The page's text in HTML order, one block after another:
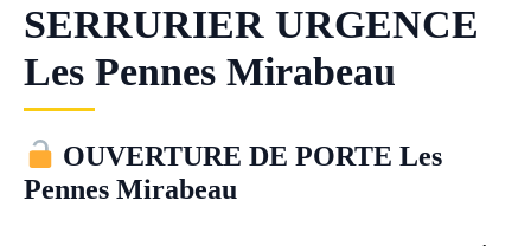
SERRURIER URGENCE
Les Pennes Mirabeau
OUVERTURE DE PORTE Les
Pennes Mirabeau